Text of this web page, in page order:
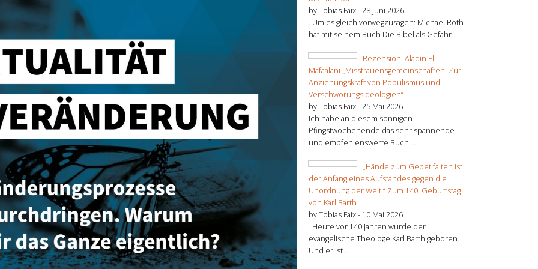
by Tobias Faix -28 Juni 2026
. Um es gleich vorwegzusagen: Michael Roth
hat mit seinem Buch Die Bibel als Gefahr ...
Rezension: Aladin El-
Mafaalani „Misstrauensgemeinschaften: Zur
Anziehungskraft von Populismus und
Verschwörungsideologien“
by Tobias Faix -25 Mai 2026
Ich habe an diesem sonnigen
Pfingstwochenende das sehr spannende
und empfehlenswerte Buch ...
„Hände zum Gebet falten ist
der Anfang eines Aufstandes gegen die
Unordnung der Welt.“ Zum 140. Geburtstag
von Karl Barth
by Tobias Faix - 10 Mai 2026
. Heute vor 140 Jahren wurde der
evangelische Theologe Karl Barth geboren.
Und er ist ...